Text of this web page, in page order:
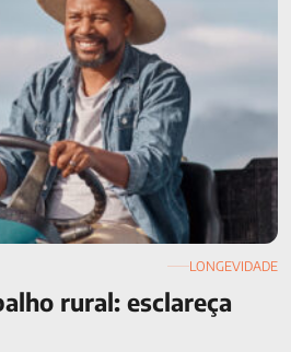
LONGEVIDADE
rural: esclareça